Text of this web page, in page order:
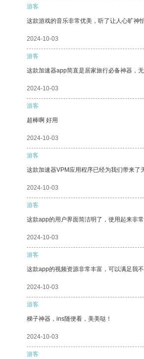
游客
这款游戏的音乐非常优美，听了让人心旷神怡
2024-10-03
游客
这款加速器app简直是居家旅行必备神器，
2024-10-03
游客
超棒啊 好用
2024-10-03
游客
这款加速器VPM应用程序已经为我们带来了
2024-10-03
游客
这款app的用户界面简洁明了，使用起来非
2024-10-03
游客
这款app的视频资源非常丰富，可以满足我不
2024-10-03
游客
梯子神器，ins随便看，美美哒！
2024-10-03
游客